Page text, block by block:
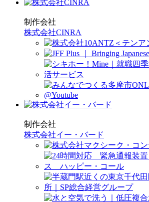
制作会社
株式会社CINRA
制作会社
株式会社イー・バード